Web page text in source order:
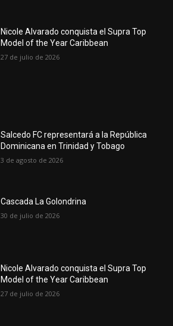
Nicole Alvarado conquista el Supra Top
Model of the Year Caribbean
27 de julio de 2026
Salcedo FC representará a la República
Dominicana en Trinidad y Tobago
3 de agosto de 2026
Cascada La Golondrina
30 de julio de 2026
Nicole Alvarado conquista el Supra Top
Model of the Year Caribbean
27 de julio de 2026